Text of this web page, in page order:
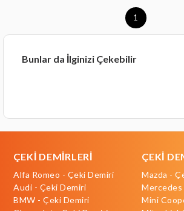
1
Bunlar da İlginizi Çekebilir
ÇEKİ DEMİRLERİ
Alfa Romeo - Çeki Demiri
Audi - Çeki Demiri
BMW - Çeki Demiri
ÇEKİ
Mazda -
Mercedes
Mini